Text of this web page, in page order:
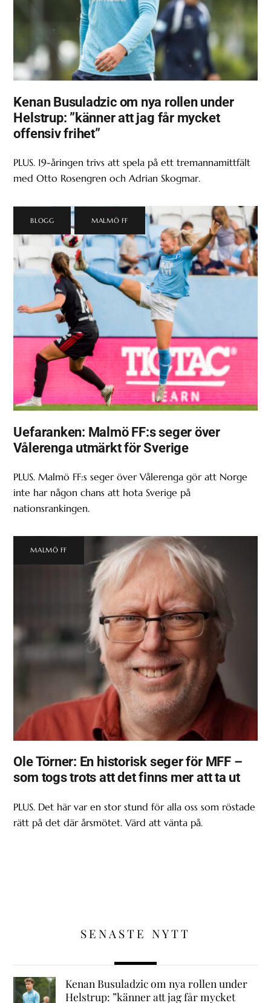
Kenan Busuladzic om nya rollen under
Helstrup: ”känner att jag får mycket
offensiv frihet”
PLUS. 19-åringen trivs att spela på ett tremannamittfält
med Otto Rosengren och Adrian Skogmar.
BLOGG MALMÖ FF
Uefaranken: Malmö FF:s seger över
Vålerenga utmärkt för Sverige
PLUS. Malmö FF:s seger över Vålerenga gör att Norge
inte har någon chans att hota Sverige på
nationsrankingen.
MALMÖ FF
Ole Törner: En historisk seger för MFF –
som togs trots att det finns mer att ta ut
PLUS. Det här var en stor stund för alla oss som röstade
rätt på det där årsmötet. Värd att vänta på.
SENASTE NYTT
Kenan Busuladzic om nya rollen under
Helstrup: ”känner att jag får mycket